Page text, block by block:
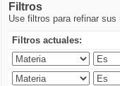
Filtros
Use filtros para refinar sus
Filtros actuales: